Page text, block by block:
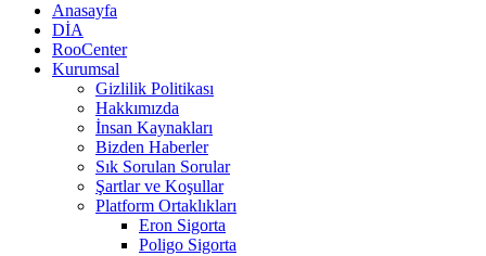
Anasayfa
DİA
RooCenter
Kurumsal
Gizlilik Politikası
Hakkımızda
İnsan Kaynakları
Bizden Haberler
Sık Sorulan Sorular
Şartlar ve Koşullar
Platform Ortaklıkları
Eron Sigorta
Poligo Sigorta